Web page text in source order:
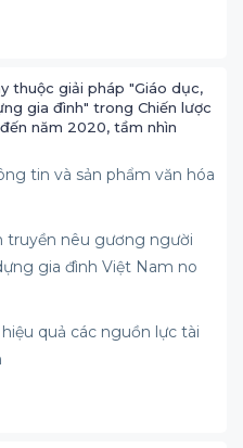
thuộc giải pháp "Giáo dục,
gia đình" trong Chiến lược
năm 2020, tầm nhìn
tin và sản phẩm văn hóa
truyền nêu gương người
gia đình Việt Nam no
quả các nguồn lực tài